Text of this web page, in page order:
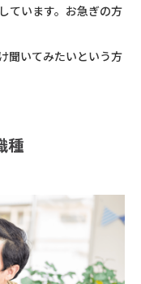
ています。お急ぎの方
聞いてみたいという方
種